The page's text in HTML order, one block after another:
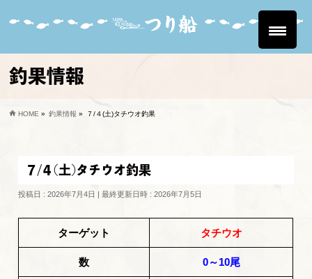
釣果情報
HOME » 釣果情報 » ７/４(土)タチウオ釣果
７/４(土)タチウオ釣果
投稿日 : 2026年7月4日 最終更新日時 : 2026年7月5日
ターゲット タチウオ
数 0～10尾